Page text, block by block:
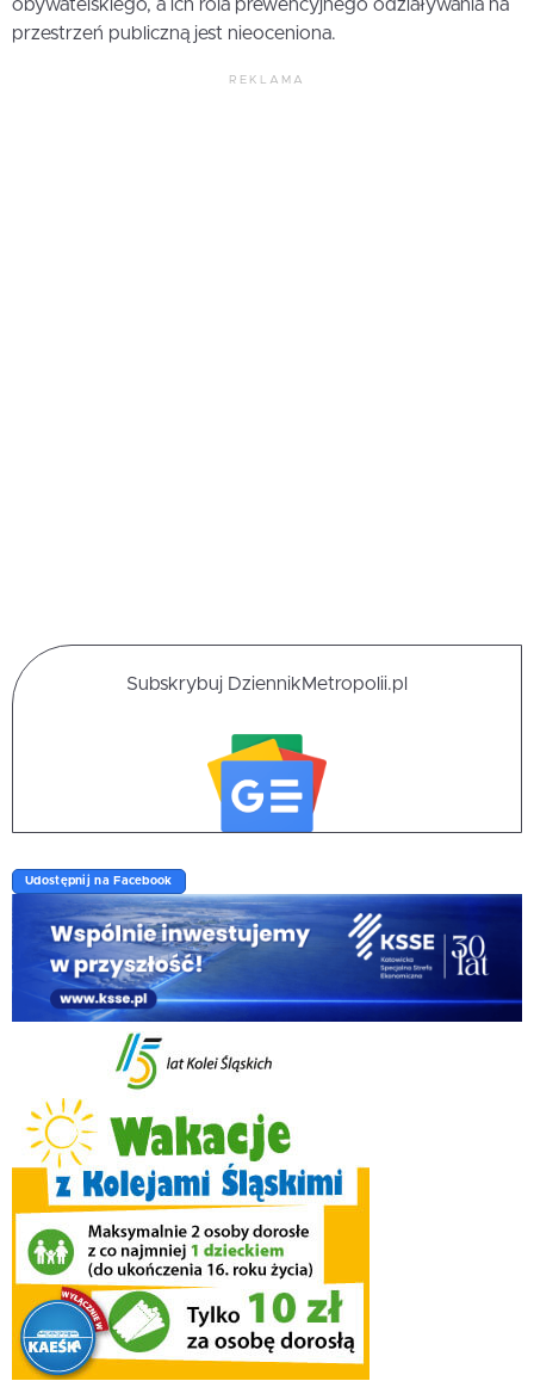
obywatelskiego, a ich rola prewencyjnego odziaływania na
przestrzeń publiczną jest nieoceniona.
REKLAMA
Subskrybuj DziennikMetropolii.pl
Udostępnij na Facebook